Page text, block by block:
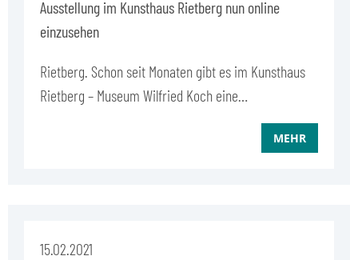
Ausstellung im Kunsthaus Rietberg nun online
einzusehen
Rietberg. Schon seit Monaten gibt es im Kunsthaus
Rietberg – Museum Wilfried Koch eine…
MEHR
15.02.2021